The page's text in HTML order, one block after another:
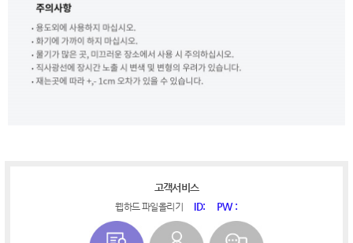
고객서비스
웹하드 파일올리기 ID: PW :